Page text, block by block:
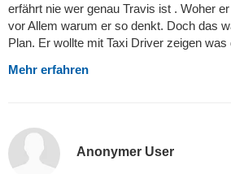
erfährt nie wer genau Travis ist . Woher
vor Allem warum er so denkt. Doch das
Plan. Er wollte mit Taxi Driver zeigen was
Mehr erfahren
Anonymer User